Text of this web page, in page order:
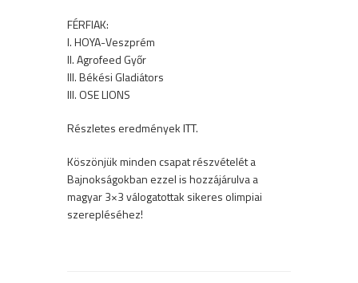
FÉRFIAK:
I. HOYA-Veszprém
II. Agrofeed Győr
III. Békési Gladiátors
III. OSE LIONS
Részletes eredményekITT.
Köszönjük minden csapat részvételét a
Bajnokságokban ezzel is hozzájárulva a
magyar 3×3 válogatottak sikeres olimpiai
szerepléséhez!